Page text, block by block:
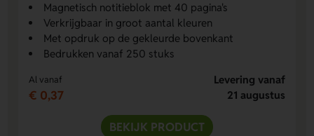
Magnetisch notitieblok met 40 pagina's
Verkrijgbaar in groot aantal kleuren
Met opdruk op de gekleurde bovenkant
Bedrukken vanaf 250 stuks
Al vanaf
€ 0,37
Levering vanaf
21 augustus
BEKIJK PRODUCT